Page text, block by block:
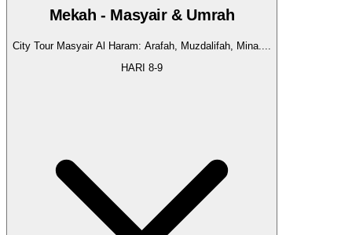
Mekah - Masyair & Umrah
City Tour Masyair Al Haram: Arafah, Muzdalifah, Mina.
HARI 8-9